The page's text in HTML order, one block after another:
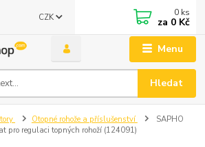
Menu
CZK
Hledat
0 ks
za 0 Kč
Otopné rohože a příslušenství
SAPHO
pro regulaci topných rohoží (124091)